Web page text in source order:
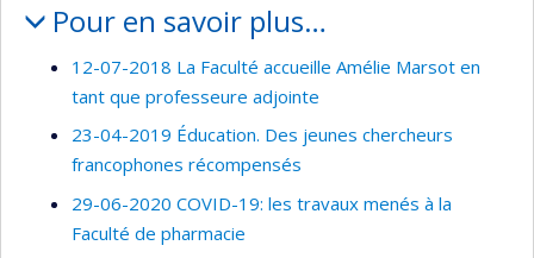
Pour en savoir plus…
12-07-2018 La Faculté accueille Amélie Marsot en
tant que professeure adjointe
23-04-2019 Éducation. Des jeunes chercheurs
francophones récompensés
29-06-2020 COVID-19: les travaux menés à la
Faculté de pharmacie